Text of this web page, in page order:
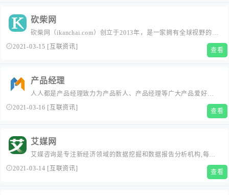
和推动...
砍柴网
砍柴网（ikanchai.com）创立于2013年，是一家拥有全球视野的前
沿科技媒体，我们始终秉承观点独到、全面深入、有料有趣的宗
旨，在科技与人文之间寻找商业新价值，坚持以人文的视角解读
2021-03-15 [互联资讯] 查看
产品经理
人人都是产品经理致力为产品新人、产品经理等广大产品爱好者
打造一个良好的学习交流平台。深度剖析国内外互联网业内动
态，分享产品设计、交互设计、视觉设计、用户体验设计、产品
2021-03-16 [ 互联资讯] 查看
艾媒网
艾媒咨询是专注新经济领域的数据挖掘和数据报告分析机构,每年
公开或者定制发布基于大数据的行业研究报告_市场调研报告超
2021-03-14 [ 互联资讯] 查看